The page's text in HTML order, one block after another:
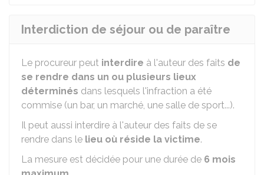
Interdiction de séjour ou de paraître
Le procureur peut interdire à l'auteur des faits de
se rendre dans un ou plusieurs lieux
déterminés dans lesquels l'infraction a été
commise (un bar, un marché, une salle de sport...).
Il peut aussi interdire à l'auteur des faits de se
rendre dans le lieu où réside la victime.
La mesure est décidée pour une durée de 6 mois